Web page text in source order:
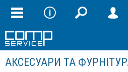
АКСЕСУАРИ ТА